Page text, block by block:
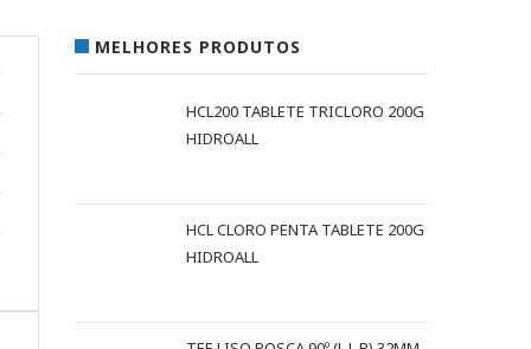
MELHORES PRODUTOS
HCL200 TABLETE TRICLORO 200G
HIDROALL
HCL CLORO PENTA TABLETE 200G
HIDROALL